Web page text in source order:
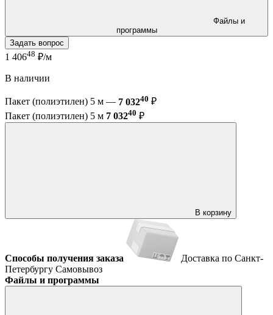
программы
Задать вопрос
1 40648 ₽/м
В наличии
Пакет (полиэтилен) 5 м — 7 03240 ₽
Пакет (полиэтилен) 5 м 7 03240 ₽
В корзину
Способы получения заказа
Доставка по Санкт-
Петербургу Самовывоз
Файлы и программы